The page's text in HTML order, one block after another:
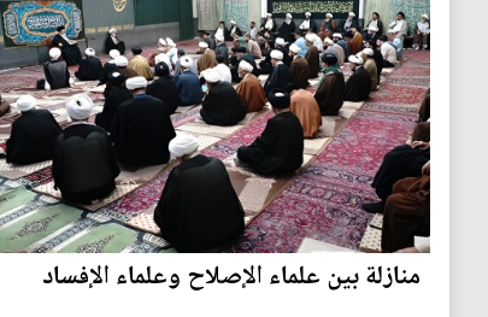
منازلة بين علماء الإصلاح وعلماء الإفساد